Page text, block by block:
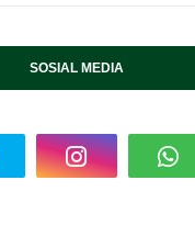
SOSIAL MEDIA